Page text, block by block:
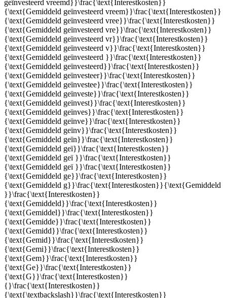
geïnvesteerd vreemd}}\frac{\text{Interestkosten}}
{\text{Gemiddeld geïnvesteerd vreem}}\frac{\text{Interestkosten}}
{\text{Gemiddeld geïnvesteerd vree}}\frac{\text{Interestkosten}}
{\text{Gemiddeld geïnvesteerd vre}}\frac{\text{Interestkosten}}
{\text{Gemiddeld geïnvesteerd vr}}\frac{\text{Interestkosten}}
{\text{Gemiddeld geïnvesteerd v}}\frac{\text{Interestkosten}}
{\text{Gemiddeld geïnvesteerd }}\frac{\text{Interestkosten}}
{\text{Gemiddeld geïnvesteerd}}\frac{\text{Interestkosten}}
{\text{Gemiddeld geïnvesteer}}\frac{\text{Interestkosten}}
{\text{Gemiddeld geïnvestee}}\frac{\text{Interestkosten}}
{\text{Gemiddeld geïnveste}}\frac{\text{Interestkosten}}
{\text{Gemiddeld geïnvest}}\frac{\text{Interestkosten}}
{\text{Gemiddeld geïnves}}\frac{\text{Interestkosten}}
{\text{Gemiddeld geïnve}}\frac{\text{Interestkosten}}
{\text{Gemiddeld geïnv}}\frac{\text{Interestkosten}}
{\text{Gemiddeld geïn}}\frac{\text{Interestkosten}}
{\text{Gemiddeld geï}}\frac{\text{Interestkosten}}
{\text{Gemiddeld geï }}\frac{\text{Interestkosten}}
{\text{Gemiddeld geï }}\frac{\text{Interestkosten}}
{\text{Gemiddeld ge}}\frac{\text{Interestkosten}}
{\text{Gemiddeld g}}\frac{\text{Interestkosten}}{\text{Gemiddeld
}}\frac{\text{Interestkosten}}
{\text{Gemiddeld}}\frac{\text{Interestkosten}}
{\text{Gemiddel}}\frac{\text{Interestkosten}}
{\text{Gemidde}}\frac{\text{Interestkosten}}
{\text{Gemidd}}\frac{\text{Interestkosten}}
{\text{Gemid}}\frac{\text{Interestkosten}}
{\text{Gemi}}\frac{\text{Interestkosten}}
{\text{Gem}}\frac{\text{Interestkosten}}
{\text{Ge}}\frac{\text{Interestkosten}}
{\text{G}}\frac{\text{Interestkosten}}
{}\frac{\text{Interestkosten}}
{\text{\textbackslash}}\frac{\text{Interestkosten}}